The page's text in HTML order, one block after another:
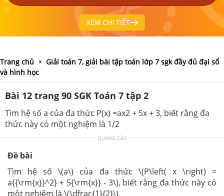
XEM CHI TIẾT
Trang chủ
Giải toán 7, giải bài tập toán lớp 7 sgk đầy đủ đại số
và hình học
Bài 12 trang 90 SGK Toán 7 tập 2
Tìm hệ số a của đa thức P(x) =ax2 + 5x + 3, biết rằng đa
thức này có một nghiệm là 1/2
QUẢNG CÁO
Đề bài
Tìm hệ số \(a\) của đa thức \(P\left( x \right) =
a{{\rm{x}}^2} + 5{\rm{x}} - 3\), biết rằng đa thức này có
một nghiệm là \(\dfrac{1}{2}\)